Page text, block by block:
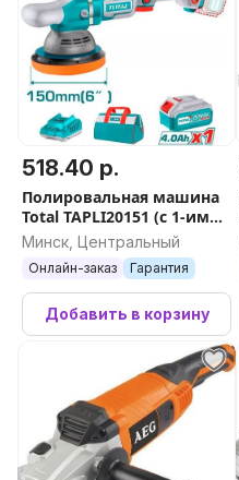
518.40 р.
Полировальная машина
Total TAPLI20151 (с 1-им
АКБ, сумка)
Минск, Центральный
Онлайн-заказ Гарантия
Добавить в корзину